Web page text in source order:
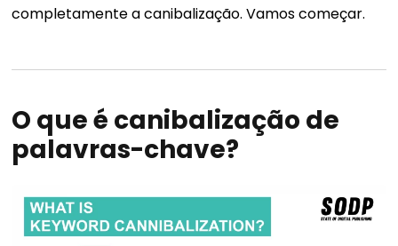
completamente a canibalização.Vamos começar.
O que é canibalização de
palavras-chave?